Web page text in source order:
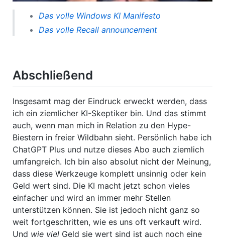
Das volle Windows KI Manifesto
Das volle Recall announcement
Abschließend
Insgesamt mag der Eindruck erweckt werden, dass
ich ein ziemlicher KI-Skeptiker bin. Und das stimmt
auch, wenn man mich in Relation zu den Hype-
Biestern in freier Wildbahn sieht. Persönlich habe ich
ChatGPT Plus und nutze dieses Abo auch ziemlich
umfangreich. Ich bin also absolut nicht der Meinung,
dass diese Werkzeuge komplett unsinnig oder kein
Geld wert sind. Die KI macht jetzt schon vieles
einfacher und wird an immer mehr Stellen
unterstützen können. Sie ist jedoch nicht ganz so
weit fortgeschritten, wie es uns oft verkauft wird.
Und wie viel Geld sie wert sind ist auch noch eine